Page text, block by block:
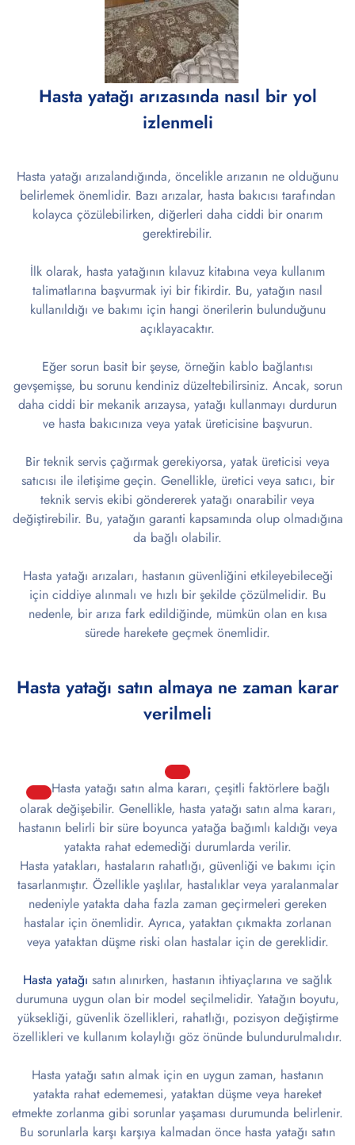
Hasta yatağı arızasında nasıl bir yol
izlenmeli
Hasta yatağı arızalandığında, öncelikle arızanın ne olduğunu
belirlemek önemlidir. Bazı arızalar, hasta bakıcısı tarafından
kolayca çözülebilirken, diğerleri daha ciddi bir onarım
gerektirebilir.
İlk olarak, hasta yatağının kılavuz kitabına veya kullanım
talimatlarına başvurmak iyi bir fikirdir. Bu, yatağın nasıl
kullanıldığı ve bakımı için hangi önerilerin bulunduğunu
açıklayacaktır.
Eğer sorun basit bir şeyse, örneğin kablo bağlantısı
gevşemişse, bu sorunu kendiniz düzeltebilirsiniz. Ancak, sorun
daha ciddi bir mekanik arızaysa, yatağı kullanmayı durdurun
ve hasta bakıcınıza veya yatak üreticisine başvurun.
Bir teknik servis çağırmak gerekiyorsa, yatak üreticisi veya
satıcısı ile iletişime geçin. Genellikle, üretici veya satıcı, bir
teknik servis ekibi göndererek yatağı onarabilir veya
değiştirebilir. Bu, yatağın garanti kapsamında olup olmadığına
da bağlı olabilir.
Hasta yatağı arızaları, hastanın güvenliğini etkileyebileceği
için ciddiye alınmalı ve hızlı bir şekilde çözülmelidir. Bu
nedenle, bir arıza fark edildiğinde, mümkün olan en kısa
sürede harekete geçmek önemlidir.
Hasta yatağı satın almaya ne zaman karar
verilmeli
Hasta yatağı satın alma kararı, çeşitli faktörlere bağlı
olarak değişebilir. Genellikle, hasta yatağı satın alma kararı,
hastanın belirli bir süre boyunca yatağa bağımlı kaldığı veya
yatakta rahat edemediği durumlarda verilir.
Hasta yatakları, hastaların rahatlığı, güvenliği ve bakımı için
tasarlanmıştır. Özellikle yaşlılar, hastalıklar veya yaralanmalar
nedeniyle yatakta daha fazla zaman geçirmeleri gereken
hastalar için önemlidir. Ayrıca, yataktan çıkmakta zorlanan
veya yataktan düşme riski olan hastalar için de gereklidir.
Hasta yatağı satın alınırken, hastanın ihtiyaçlarına ve sağlık
durumuna uygun olan bir model seçilmelidir. Yatağın boyutu,
yüksekliği, güvenlik özellikleri, rahatlığı, pozisyon değiştirme
özellikleri ve kullanım kolaylığı göz önünde bulundurulmalıdır.
Hasta yatağı satın almak için en uygun zaman, hastanın
yatakta rahat edememesi, yataktan düşme veya hareket
etmekte zorlanma gibi sorunlar yaşaması durumunda belirlenir.
Bu sorunlarla karşı karşıya kalmadan önce hasta yatağı satın